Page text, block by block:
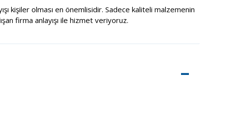
kişiler olması en önemlisidir. Sadece kaliteli malzemenin
firma anlayışı ile hizmet veriyoruz.
–